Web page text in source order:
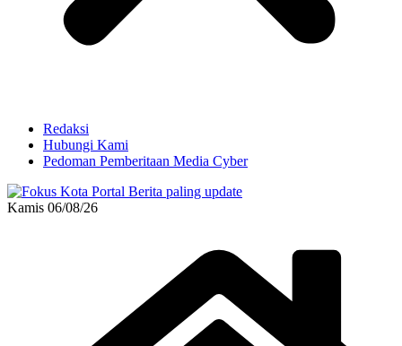
Redaksi
Hubungi Kami
Pedoman Pemberitaan Media Cyber
Kamis 06/08/26